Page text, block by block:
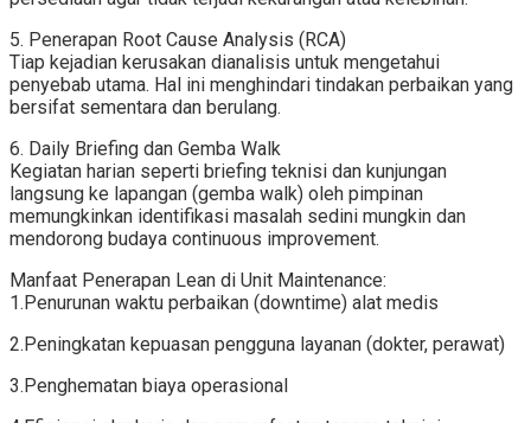
5. Penerapan Root Cause Analysis (RCA)
Tiap kejadian kerusakan dianalisis untuk mengetahui
penyebab utama. Hal ini menghindari tindakan perbaikan yang
bersifat sementara dan berulang.
6. Daily Briefing dan Gemba Walk
Kegiatan harian seperti briefing teknisi dan kunjungan
langsung ke lapangan (gemba walk) oleh pimpinan
memungkinkan identifikasi masalah sedini mungkin dan
mendorong budaya continuous improvement.
Manfaat Penerapan Lean di Unit Maintenance:
1.Penurunan waktu perbaikan (downtime) alat medis
2.Peningkatan kepuasan pengguna layanan (dokter, perawat)
3.Penghematan biaya operasional